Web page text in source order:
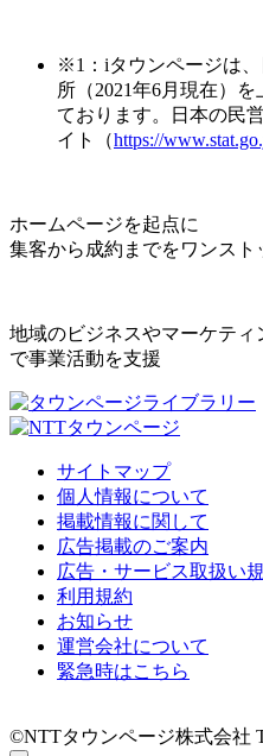
※1：iタウンページは
所（2021年6月現在）
ております。日本の民
イト（https://
ホームページを起点に
集客から成約までをワンスト
地域のビジネスやマーケテ
で事業活動を支援
サイトマップ
個人情報について
掲載情報に関して
広告掲載のご案内
広告・サービス取扱い
利用規約
お知らせ
運営会社について
緊急時はこちら
©NTTタウンページ株式会社